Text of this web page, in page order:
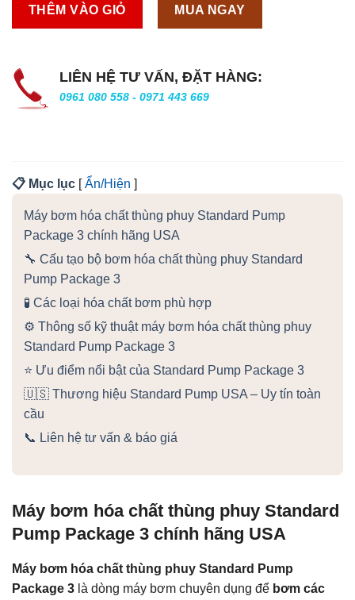
THÊM VÀO GIỎ MUA NGAY
LIÊN HỆ TƯ VẤN, ĐẶT HÀNG:
0961 080 558 - 0971 443 669
📋 Mục lục [Ẩn/Hiện ]
Máy bơm hóa chất thùng phuy Standard Pump
Package 3 chính hãng USA
🔧 Cấu tạo bộ bơm hóa chất thùng phuy Standard
Pump Package 3
🧪 Các loại hóa chất bơm phù hợp
⚙️ Thông số kỹ thuật máy bơm hóa chất thùng phuy
Standard Pump Package 3
⭐ Ưu điểm nổi bật của Standard Pump Package 3
🇺🇸 Thương hiệu Standard Pump USA – Uy tín toàn
cầu
📞 Liên hệ tư vấn & báo giá
Máy bơm hóa chất thùng phuy Standard
Pump Package 3 chính hãng USA
Máy bơm hóa chất thùng phuy Standard Pump
Package 3 là dòng máy bơm chuyên dụng để bơm các